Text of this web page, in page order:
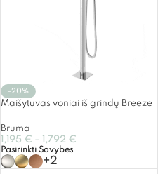
-20%
Maišytuvas voniai iš grindų Breeze
Bruma
1,195 € – 1,792 €
Pasirinkti Savybes
+2